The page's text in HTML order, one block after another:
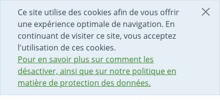
Ce site utilise des cookies afin de vous offrir
une expérience optimale de navigation. En
continuant de visiter ce site, vous acceptez
l'utilisation de ces cookies.
Pour en savoir plus sur comment les
désactiver, ainsi que sur notre politique en
matière de protection des données.
DÉBUT DU CONTENU DE LA PAGE
ACCÈS AU CHAMP DE RECHERCHE
PAGE D'ACCUEIL
FORMULAIRE DE CONTACT